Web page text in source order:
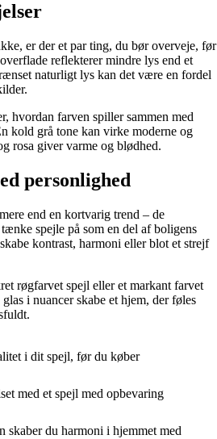
er der et par ting, du bør overveje, før
reflekterer mindre lys end et
naturligt lys kan det være en fordel
hvordan farven spiller sammen med
kold grå tone kan virke moderne og
rosa giver varme og blødhed.
personlighed
end en kortvarig trend – de
spejle på som en del af boligens
kontrast, harmoni eller blot et strejf
røgfarvet spejl eller et markant farvet
i nuancer skabe et hjem, der føles
i dit spejl, før du køber
med et spejl med opbevaring
skaber du harmoni i hjemmet med